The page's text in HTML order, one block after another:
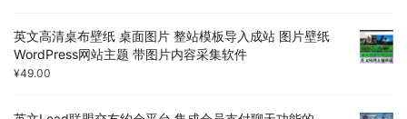
英文高清桌布壁纸 桌面图片 整站模板导入成站 图片壁纸
WordPress网站主题 带图片内容采集软件
¥49.00